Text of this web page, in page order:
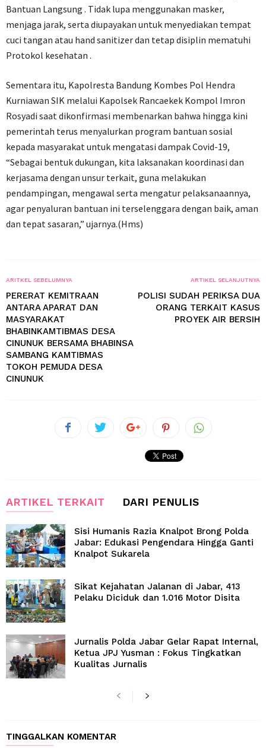
Bantuan Langsung . Tidak lupa menggunakan masker,
menjaga jarak, serta diupayakan untuk menyediakan tempat
cuci tangan atau hand sanitizer dan tetap disiplin mematuhi
Protokol kesehatan .
Sementara itu, Kapolresta Bandung Kombes Pol Hendra
Kurniawan SIK melalui Kapolsek Rancaekek Kompol Imron
Rosyadi saat dikonfirmasi membenarkan bahwa hingga kini
pemerintah terus menyalurkan program bantuan sosial
kepada masyarakat untuk mengatasi dampak Covid-19,
“Sebagai bentuk dukungan, kita laksanakan koordinasi dan
kerjasama dengan unsur terkait, guna melakukan
pendampingan, mengawal serta mengatur pelaksanaannya,
agar penyaluran bantuan ini terselenggara dengan baik, aman
dan tepat sasaran,” ujarnya.(Hms)
ARITKEL SEBELUMNYA
PERERAT KEMITRAAN
ANTARA APARAT DAN
MASYARAKAT
BHABINKAMTIBMAS DESA
CINUNUK BERSAMA BHABINSA
SAMBANG KAMTIBMAS
TOKOH PEMUDA DESA
CINUNUK
ARTIKEL SELANJUTNYA
POLISI SUDAH PERIKSA DUA
ORANG TERKAIT KASUS
PROYEK AIR BERSIH
ARTIKEL TERKAIT DARI PENULIS
Sisi Humanis Razia Knalpot Brong Polda
Jabar: Edukasi Pengendara Hingga Ganti
Knalpot Sukarela
Sikat Kejahatan Jalanan di Jabar, 413
Pelaku Diciduk dan 1.016 Motor Disita
Jurnalis Polda Jabar Gelar Rapat Internal,
Ketua JPJ Yusman : Fokus Tingkatkan
Kualitas Jurnalis
TINGGALKAN KOMENTAR